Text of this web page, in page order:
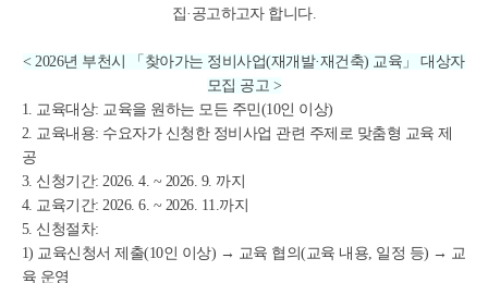
집·공고하고자 합니다.
< 2026년 부천시 「찾아가는 정비사업(재개발·재건축) 교육」 대상자
모집 공고 >
1. 교육대상: 교육을 원하는 모든 주민(10인 이상)
2. 교육내용: 수요자가 신청한 정비사업 관련 주제로 맞춤형 교육 제
공
3. 신청기간: 2026. 4. ~ 2026. 9. 까지
4. 교육기간: 2026. 6. ~ 2026. 11.까지
5. 신청절차:
1) 교육신청서 제출(10인 이상) → 교육 협의(교육 내용, 일정 등) → 교
육 운영